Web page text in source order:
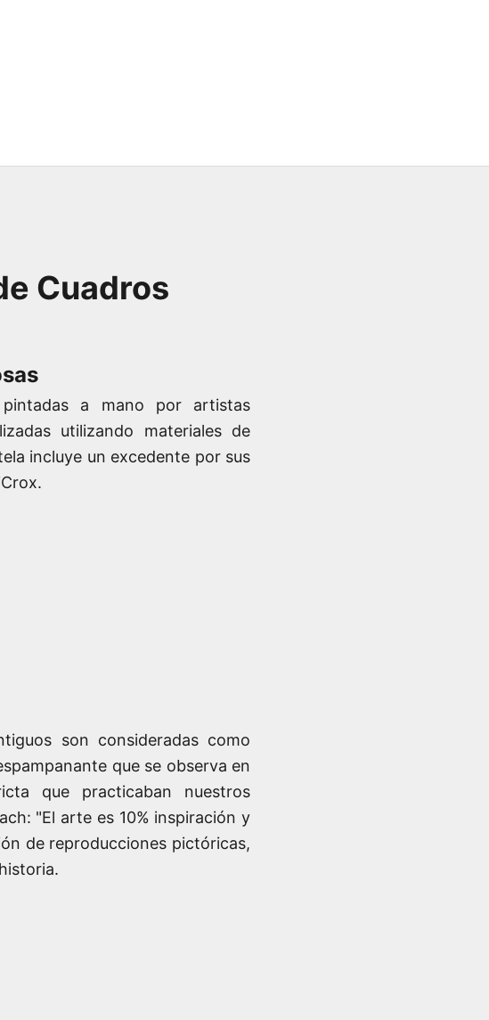
Cuadros
a mano por artistas
utilizando materiales de
incluye un excedente por sus
son consideradas como
que se observa en
que practicaban nuestros
"El arte es 10% inspiración y
de reproducciones pictóricas,